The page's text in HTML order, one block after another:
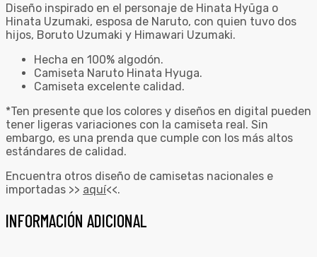
Diseño inspirado en el personaje de Hinata Hyūga o
Hinata Uzumaki, esposa de Naruto, con quien tuvo dos
hijos, Boruto Uzumaki y Himawari Uzumaki.
Hecha en 100% algodón.
Camiseta Naruto Hinata Hyuga.
Camiseta excelente calidad.
*Ten presente que los colores y diseños en digital pueden
tener ligeras variaciones con la camiseta real. Sin
embargo, es una prenda que cumple con los más altos
estándares de calidad.
Encuentra otros diseño de camisetas nacionales e
importadas >> aquí<<.
INFORMACIÓN ADICIONAL